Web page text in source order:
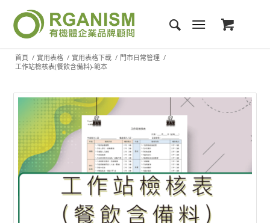
首頁 / 實用表格 / 實用表格下載 / 門市日常管理 /
工作站檢核表(餐飲含備料)-範本